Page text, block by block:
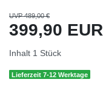
UVP 489,00 €
399,90 EUR
Inhalt 1 Stück
Lieferzeit 7-12 Werktage